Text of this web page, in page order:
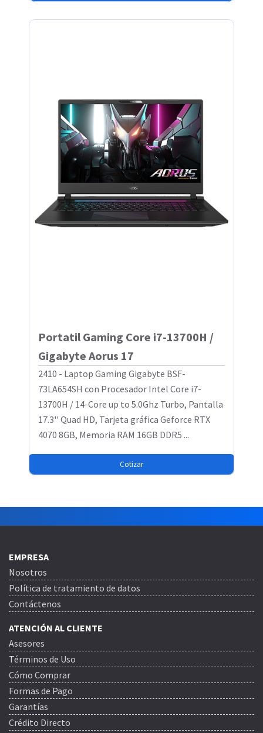
Portatil Gaming Core i7-13700H /
Gigabyte Aorus 17
2410 - Laptop Gaming Gigabyte BSF-
73LA654SH con Procesador Intel Core i7-
13700H / 14-Core up to 5.0Ghz Turbo, Pantalla
17.3'' Quad HD, Tarjeta gráfica Geforce RTX
4070 8GB, Memoria RAM 16GB DDR5 ...
Cotizar
EMPRESA
Nosotros
Política de tratamiento de datos
Contáctenos
ATENCIÓN AL CLIENTE
Asesores
Términos de Uso
Cómo Comprar
Formas de Pago
Garantías
Crédito Directo